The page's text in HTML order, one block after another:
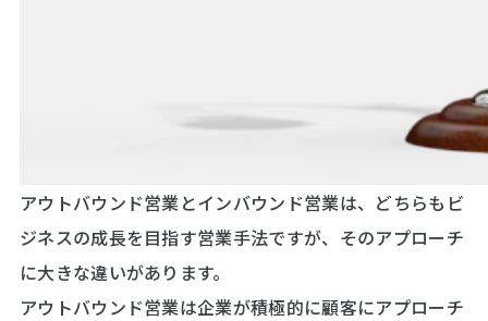
アウトバウンド営業とインバウンド営業は、どちらもビ
ジネスの成長を目指す営業手法ですが、そのアプローチ
に大きな違いがあります。
アウトバウンド営業は企業が積極的に顧客にアプローチ